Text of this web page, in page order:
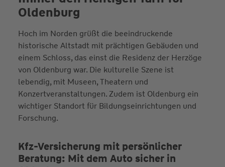
Oldenburg
Hoch im Norden grüßt die beeindruckende
historische Altstadt mit prächtigen Gebäuden und
einem Schloss, das einst die Residenz der Herzöge
von Oldenburg war. Die kulturelle Szene ist
lebendig, mit Museen, Theatern und
Konzertveranstaltungen. Zudem ist Oldenburg ein
wichtiger Standort für Bildungseinrichtungen und
Forschung.
Kfz-Versicherung mit persönlicher
Beratung: Mit dem Auto sicher in